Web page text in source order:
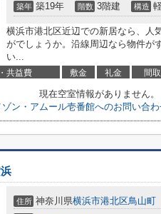
築年 築19年 階数 3階建 構造
横浜市港北区近辺での新居なら、人
がでしょうか。沿線周辺なら物件が
い...
共益費 敷金 礼金 間
現在空室情報がありません。
ゾン・アムール壱番館へのお問い合
住所 神奈川県横浜市港北区鳥山町